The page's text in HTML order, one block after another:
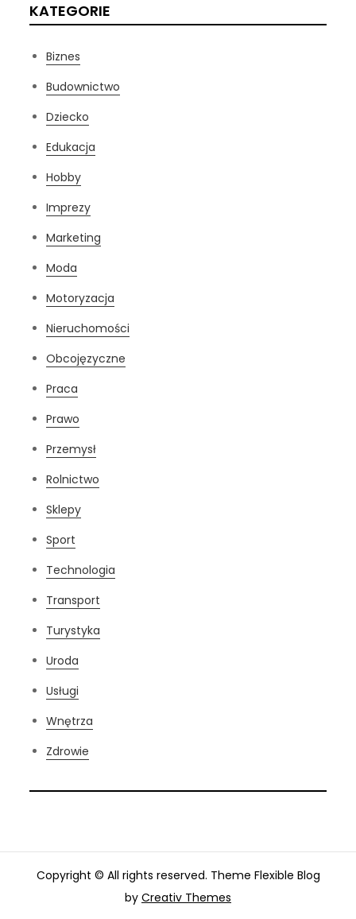
KATEGORIE
Biznes
Budownictwo
Dziecko
Edukacja
Hobby
Imprezy
Marketing
Moda
Motoryzacja
Nieruchomości
Obcojęzyczne
Praca
Prawo
Przemysł
Rolnictwo
Sklepy
Sport
Technologia
Transport
Turystyka
Uroda
Usługi
Wnętrza
Zdrowie
Copyright © All rights reserved. Theme Flexible Blog
by Creativ Themes